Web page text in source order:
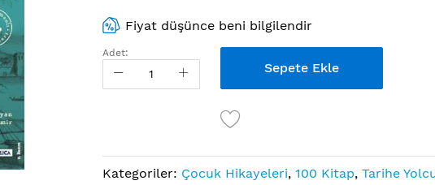
Fiyat düşünce beni bilgilendir
Adet:
Sepete Ekle
Kategoriler: Çocuk Hikayeleri, 100 Kitap, Tarihe